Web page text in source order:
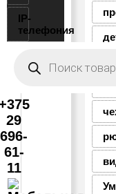
IP-
телефония
товаров
29
696-
61-
11